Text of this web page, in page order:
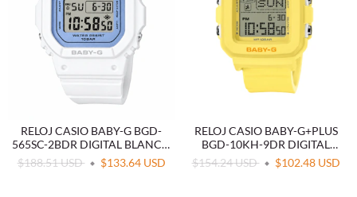
RELOJ CASIO BABY-G BGD-
565SC-2BDR DIGITAL BLANCO
AZUL
$188.51 USD $133.64 USD
RELOJ CASIO BABY-G+PLUS
BGD-10KH-9DR DIGITAL
AMARILLO
$154.24 USD $102.48 USD